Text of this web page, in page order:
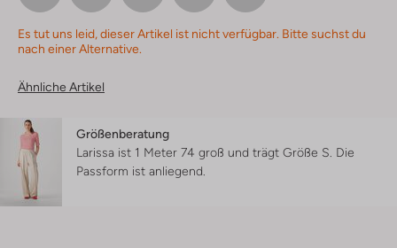
Es tut uns leid, dieser Artikel ist nicht verfügbar. Bitte suchst du
nach einer Alternative.
Ähnliche Artikel
Größenberatung
Larissa ist 1 Meter 74 groß und trägt Größe S. Die
Passform ist anliegend